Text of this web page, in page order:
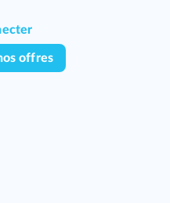
offres